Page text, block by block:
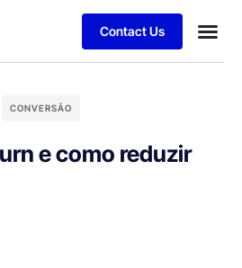
Contact Us
CONVERSÃO
e como reduzir